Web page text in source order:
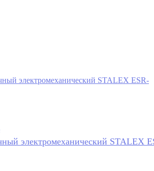
электромеханический STALEX